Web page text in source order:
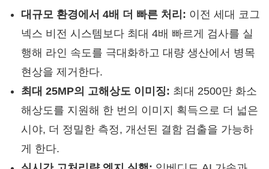
대규모 환경에서 4배 더 빠른 처리: 이전 세대 코그
넥스 비전 시스템보다 최대 4배 빠르게 검사를 실
행해 라인 속도를 극대화하고 대량 생산에서 병목
현상을 제거한다.
최대 25MP의 고해상도 이미징: 최대 2500만 화소
해상도를 지원해 한 번의 이미지 획득으로 더 넓은
시야, 더 정밀한 측정, 개선된 결함 검출을 가능하
게 한다.